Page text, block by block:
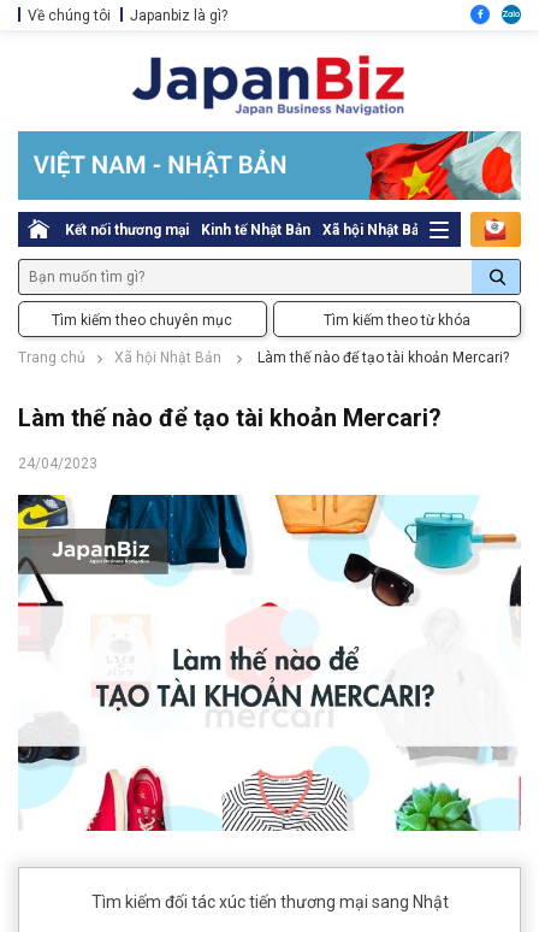
Về chúng tôi Japanbiz là gì?
Kết nối thương mại Kinh tế Nhật Bản Xã hội Nhật Bản Thủ tục pháp
Tìm kiếm theo chuyên mục Tìm kiếm theo từ khóa
Trang chủ Xã hội Nhật Bản Làm thế nào để tạo tài khoản Mercari?
Làm thế nào để tạo tài khoản Mercari?
24/04/2023
Tìm kiếm đối tác xúc tiến thương mại sang Nhật